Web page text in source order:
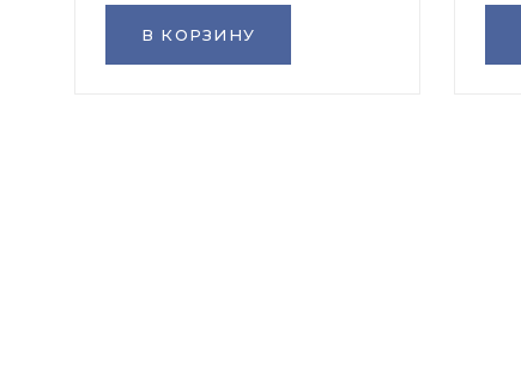
В КОРЗИНУ